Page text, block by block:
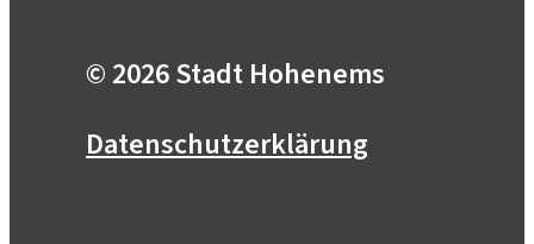
© 2026 Stadt Hohenems
Datenschutzerklärung